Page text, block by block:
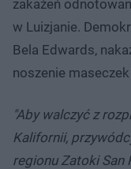
zakażeń
w Luizjanie.
Bela Edwards,
noszenie
"Aby walczyć z
Kalifornii,
regionu Zatoki San